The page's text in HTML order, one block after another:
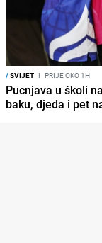
/SVIJET I PRIJE OKO 1H
Pucnjava u školi
baku, djeda i pet